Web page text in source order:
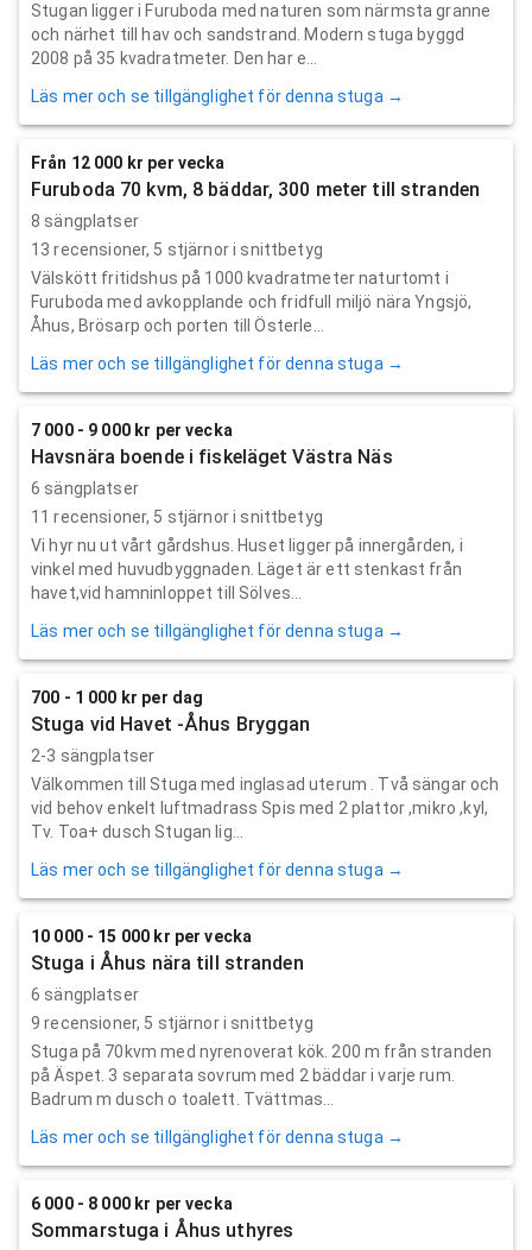
Stugan ligger i Furuboda med naturen som närmsta granne
och närhet till hav och sandstrand. Modern stuga byggd
2008 på 35 kvadratmeter. Den har e...
Läs mer och se tillgänglighet för denna stuga →
Från 12 000 kr per vecka
Furuboda 70 kvm, 8 bäddar, 300 meter till stranden
8 sängplatser
13 recensioner, 5 stjärnor i snittbetyg
Välskött fritidshus på 1000 kvadratmeter naturtomt i
Furuboda med avkopplande och fridfull miljö nära Yngsjö,
Åhus, Brösarp och porten till Österle...
Läs mer och se tillgänglighet för denna stuga →
7 000 - 9 000 kr per vecka
Havsnära boende i fiskeläget Västra Näs
6 sängplatser
11 recensioner, 5 stjärnor i snittbetyg
Vi hyr nu ut vårt gårdshus. Huset ligger på innergården, i
vinkel med huvudbyggnaden. Läget är ett stenkast från
havet,vid hamninloppet till Sölves...
Läs mer och se tillgänglighet för denna stuga →
700 - 1 000 kr per dag
Stuga vid Havet -Åhus Bryggan
2-3 sängplatser
Välkommen till Stuga med inglasad uterum . Två sängar och
vid behov enkelt luftmadrass Spis med 2 plattor ,mikro ,kyl,
Tv. Toa+ dusch Stugan lig...
Läs mer och se tillgänglighet för denna stuga →
10 000 - 15 000 kr per vecka
Stuga i Åhus nära till stranden
6 sängplatser
9 recensioner, 5 stjärnor i snittbetyg
Stuga på 70kvm med nyrenoverat kök. 200 m från stranden
på Äspet. 3 separata sovrum med 2 bäddar i varje rum.
Badrum m dusch o toalett. Tvättmas...
Läs mer och se tillgänglighet för denna stuga →
6 000 - 8 000 kr per vecka
Sommarstuga i Åhus uthyres